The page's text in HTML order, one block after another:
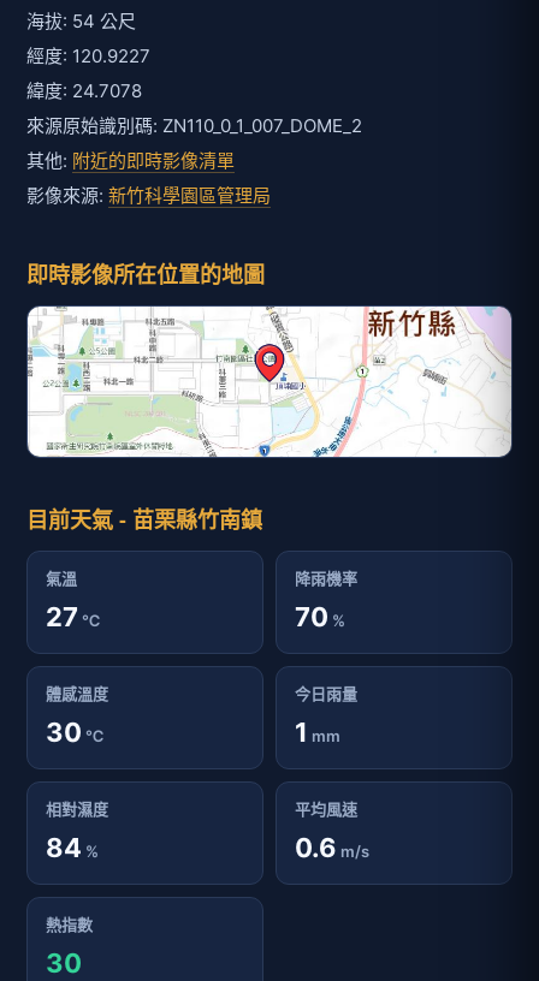
海拔: 54 公尺
經度: 120.9227
緯度: 24.7078
來源原始識別碼: ZN110_0_1_007_DOME_2
其他: 附近的即時影像清單
影像來源: 新竹科學園區管理局
即時影像所在位置的地圖
目前天氣 - 苗栗縣竹南鎮
氣溫
27 ℃
降雨機率
70 %
體感溫度
30 ℃
今日雨量
1 mm
相對濕度
84 %
平均風速
0.6 m/s
熱指數
30